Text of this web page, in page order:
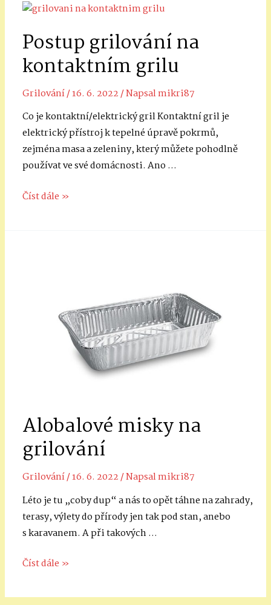
zeď
pomůže
pracovat
efektivněji
Postup grilování na
kontaktním grilu
Grilování/16. 6. 2022/ Napsalmikri87
Co je kontaktní/elektrický gril Kontaktní gril je
elektrický přístroj k tepelné úpravě pokrmů,
zejména masa a zeleniny, který můžete pohodlně
používat ve své domácnosti. Ano …
Postup
Číst dále »
Alobalové misky na
grilování
Grilování/16. 6. 2022/ Napsalmikri87
Léto je tu „coby dup“ a nás to opět táhne na zahrady,
terasy, výlety do přírody jen tak pod stan, anebo
s karavanem. A při takových …
Alobalové
na
Číst dále »